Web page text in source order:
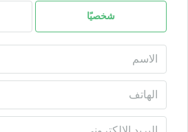
شخصيًا